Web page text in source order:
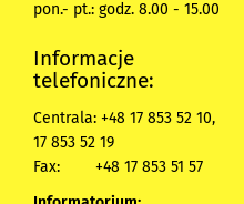
pon.- pt.: godz. 8.00 - 15.00
Informacje
telefoniczne:
Centrala: +48 17 853 52 10,
17 853 52 19
Fax:
+48 17 853 51 57